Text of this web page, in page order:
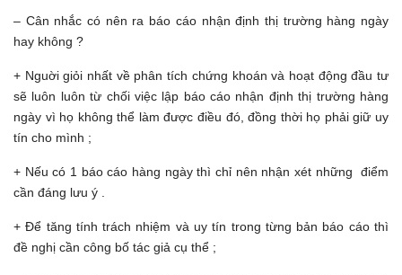
– Cân nhắc có nên ra báo cáo nhận định thị trường hàng ngày
hay không ?
+ Nguời giỏi nhất về phân tích chứng khoán và hoạt động đầu tư
sẽ luôn luôn từ chối việc lập báo cáo nhận định thị trường hàng
ngày vì họ không thể làm được điều đó, đồng thời họ phải giữ uy
tín cho mình ;
+ Nếu có 1 báo cáo hàng ngày thì chỉ nên nhận xét những điểm
cần đáng lưu ý .
+ Để tăng tính trách nhiệm và uy tín trong từng bản báo cáo thì
đề nghị cần công bố tác giả cụ thể ;